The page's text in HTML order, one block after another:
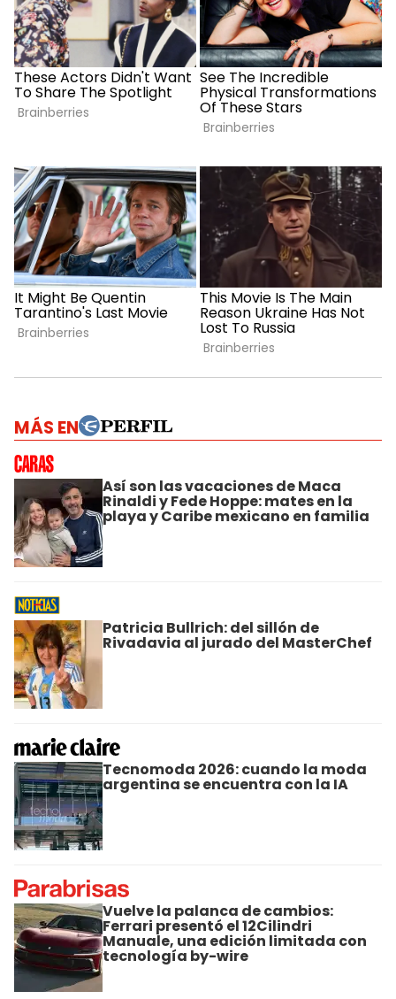
MÁS EN
Así son las vacaciones de Maca
Rinaldi y Fede Hoppe: mates en la
playa y Caribe mexicano en familia
Patricia Bullrich: del sillón de
Rivadavia al jurado del MasterChef
Tecnomoda 2026: cuando la moda
argentina se encuentra con la IA
Vuelve la palanca de cambios:
Ferrari presentó el 12Cilindri
Manuale, una edición limitada con
tecnología by-wire